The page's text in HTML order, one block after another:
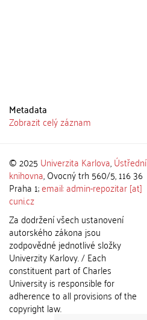
Metadata
Zobrazit celý záznam
© 2025 Univerzita Karlova,Ústřední
knihovna, Ovocný trh 560/5, 116 36
Praha 1;email: admin-repozitar [at]
cuni.cz
Za dodržení všech ustanovení
autorského zákona jsou
zodpovědné jednotlivé složky
Univerzity Karlovy. / Each
constituent part of Charles
University is responsible for
adherence to all provisions of the
copyright law.